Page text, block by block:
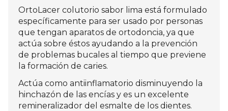
OrtoLacer colutorio sabor lima está formulado
específicamente para ser usado por personas
que tengan aparatos de ortodoncia, ya que
actúa sobre éstos ayudando a la prevención
de problemas bucales al tiempo que previene
la formación de caries.
Actúa como antiinflamatorio disminuyendo la
hinchazón de las encías y es un excelente
remineralizador del esmalte de los dientes.